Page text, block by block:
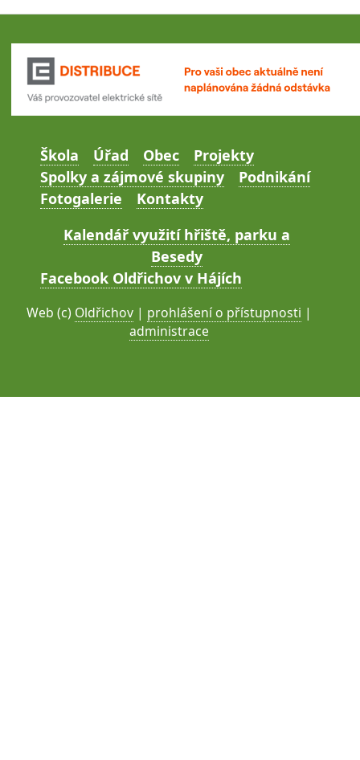
Škola Úřad Obec
Projekty
Spolky a zájmové skupiny
Podnikání
Fotogalerie
Kontakty
Kalendář využití hřiště, parku a
Besedy
Facebook Oldřichov v Hájích
Web (c) Oldřichov | prohlášení o přístupnosti |
administrace